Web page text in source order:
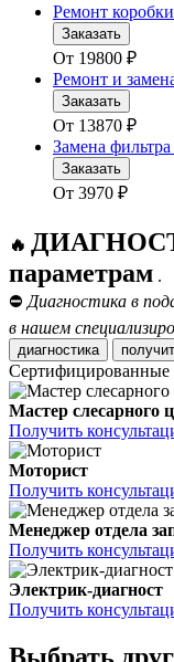
Ремонт
Заказать
От 19800 ₽
Ремонт и
Заказать
От 13870 ₽
Замена
Заказать
От 3970 ₽
🔥
параметрам .
⛔ Диагностика в
в нашем
диагностика
Сертифицированные
Мастер слесарного
Получить
Моторист
Получить
Менеджер отдела
Получить
Электрик-диагност
Получить